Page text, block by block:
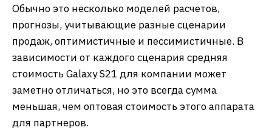
Обычно это несколько моделей расчетов,
прогнозы, учитывающие разные сценарии
продаж, оптимистичные и пессимистичные. В
зависимости от каждого сценария средняя
стоимость Galaxy S21 для компании может
заметно отличаться, но это всегда сумма
меньшая, чем оптовая стоимость этого аппарата
для партнеров.